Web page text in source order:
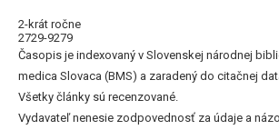
2-krát ročne
2729-9279
Časopis je indexovaný v Slovenskej národnej
medica Slovaca (BMS) a zaradený do citačnej
Všetky články sú recenzované.
Vydavateľ nenesie zodpovednosť za údaje a